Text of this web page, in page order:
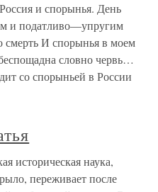
и спорынья. День
и податливо—упругим
И спорынья в моем
словно червь…
со спорыньей в России
историческая наука,
переживает после